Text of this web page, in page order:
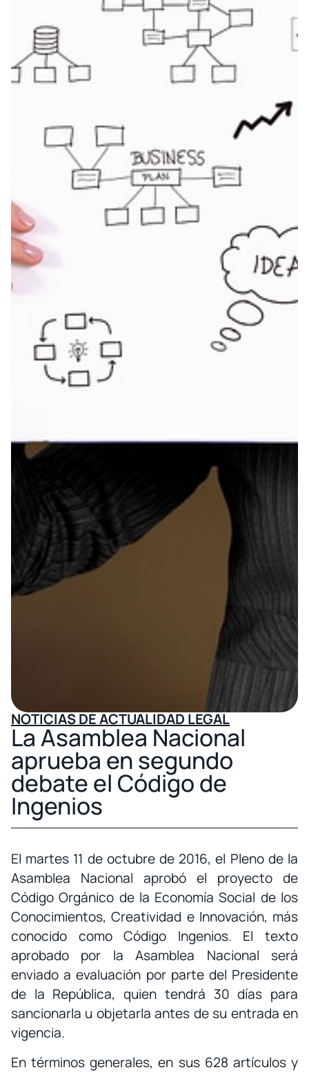
NOTICIAS DE ACTUALIDAD LEGAL
La Asamblea Nacional
aprueba en segundo
debate el Código de
Ingenios
El martes 11 de octubre de 2016, el Pleno de la
Asamblea Nacional aprobó el proyecto de
Código Orgánico de la Economía Social de los
Conocimientos, Creatividad e Innovación, más
conocido como Código Ingenios. El texto
aprobado por la Asamblea Nacional será
enviado a evaluación por parte del Presidente
de la República, quien tendrá 30 días para
sancionarla u objetarla antes de su entrada en
vigencia.
En términos generales, en sus 628 artículos y